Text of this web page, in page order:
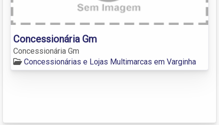
Concessionária Gm
Concessionária Gm
Concessionárias e Lojas Multimarcas em Varginha